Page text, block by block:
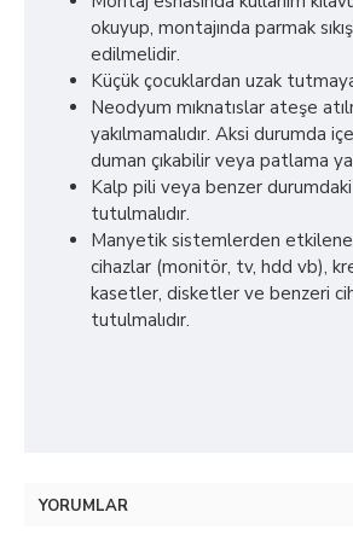
okuyup, montajında parmak
edilmelidir.
Küçük çocuklardan uzak
Neodyum mıknatıslar ateşe
yakılmamalıdır. Aksi durumda
duman çıkabilir veya patlama
Kalp pili veya benzer
tutulmalıdır.
Manyetik sistemlerden
cihazlar (monitör, tv, hdd vb),
kasetler, disketler ve benzeri
tutulmalıdır.
YORUMLAR